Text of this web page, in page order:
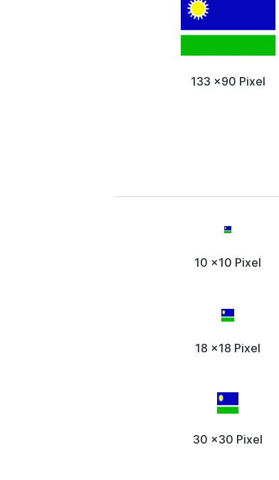
133 x90 Pixel
10 x10 Pixel
18 x18 Pixel
30 x30 Pixel